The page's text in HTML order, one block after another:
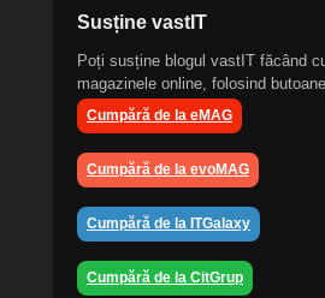
Susține vastIT
Poți susține blogul vastIT făcând
magazinele online, folosind
Cumpără de la eMAG
Cumpără de la evoMAG
Cumpără de la ITGalaxy
Cumpără de la CitGrup